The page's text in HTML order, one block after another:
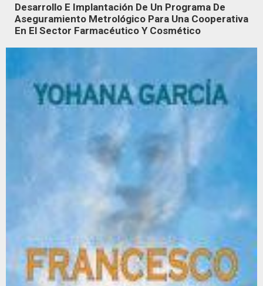
Desarrollo E Implantación De Un Programa De
Aseguramiento Metrológico Para Una Cooperativa
En El Sector Farmacéutico Y Cosmético